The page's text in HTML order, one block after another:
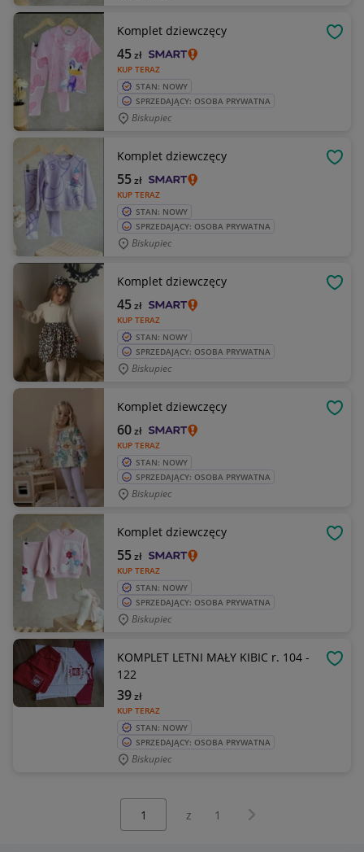
Komplet dziewczęcy
KUP TERAZ
45zł
STAN: NOWY
SPRZEDAJĄCY: OSOBA PRYWATNA
Biskupiec
Komplet dziewczęcy
KUP TERAZ
55zł
STAN: NOWY
SPRZEDAJĄCY: OSOBA PRYWATNA
Biskupiec
Komplet dziewczęcy
KUP TERAZ
45zł
STAN: NOWY
SPRZEDAJĄCY: OSOBA PRYWATNA
Biskupiec
Komplet dziewczęcy
KUP TERAZ
60zł
STAN: NOWY
SPRZEDAJĄCY: OSOBA PRYWATNA
Biskupiec
Komplet dziewczęcy
KUP TERAZ
55zł
STAN: NOWY
SPRZEDAJĄCY: OSOBA PRYWATNA
Biskupiec
KOMPLET LETNI MAŁY KIBIC r. 104 -
122
KUP TERAZ
39zł
STAN: NOWY
SPRZEDAJĄCY: OSOBA PRYWATNA
Biskupiec
z 1 Następna strona